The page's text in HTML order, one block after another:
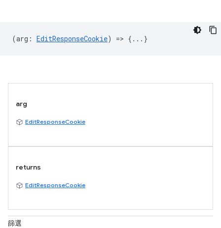
(arg : EditResponseCookie) => {...}
arg
EditResponseCookie
returns
EditResponseCookie
篩選